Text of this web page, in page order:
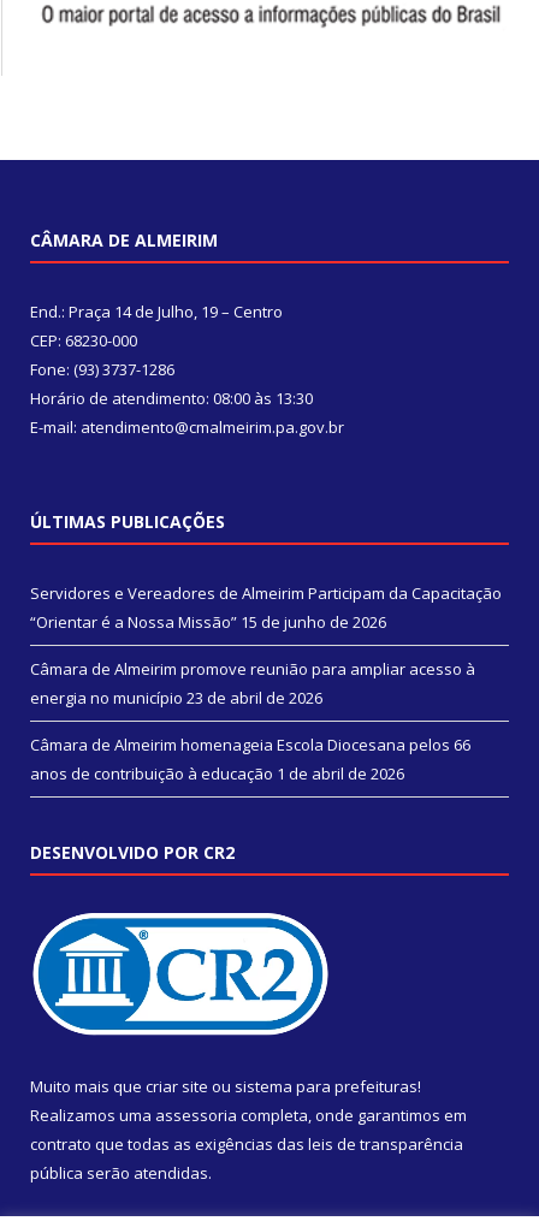
CÂMARA DE ALMEIRIM
End.: Praça 14 de Julho, 19 – Centro
CEP: 68230-000
Fone: (93) 3737-1286
Horário de atendimento: 08:00 às 13:30
E-mail: atendimento@cmalmeirim.pa.gov.br
ÚLTIMAS PUBLICAÇÕES
Servidores e Vereadores de Almeirim Participam da Capacitação
“Orientar é a Nossa Missão” 15 de junho de 2026
Câmara de Almeirim promove reunião para ampliar acesso à
energia no município 23 de abril de 2026
Câmara de Almeirim homenageia Escola Diocesana pelos 66
anos de contribuição à educação 1 de abril de 2026
DESENVOLVIDO POR CR2
Muito mais que criar site ou sistema para prefeituras!
Realizamos uma assessoria completa, onde garantimos em
contrato que todas as exigências das leis de transparência
pública serão atendidas.